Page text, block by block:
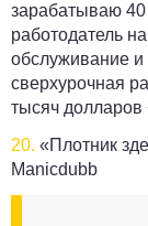
зарабатываю
работодатель
обслуживание и
сверхурочная
тысяч долларов
20. «Плотник
Manicdubb